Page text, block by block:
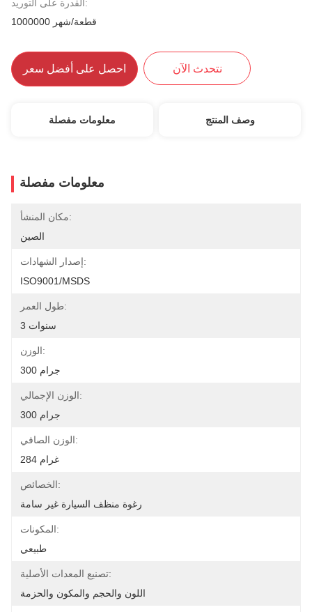
القدرة على التوريد:
1000000 قطعة/شهر
احصل على أفضل سعر نتحدث الآن
معلومات مفصلة وصف المنتج
معلومات مفصلة
مكان المنشأ:
الصين
إصدار الشهادات:
ISO9001/MSDS
طول العمر:
3 سنوات
الوزن:
300 جرام
الوزن الإجمالي:
300 جرام
الوزن الصافي:
284 غرام
الخصائص:
رغوة منظف السيارة غير سامة
المكونات:
طبيعي
تصنيع المعدات الأصلية:
اللون والحجم والمكون والحزمة